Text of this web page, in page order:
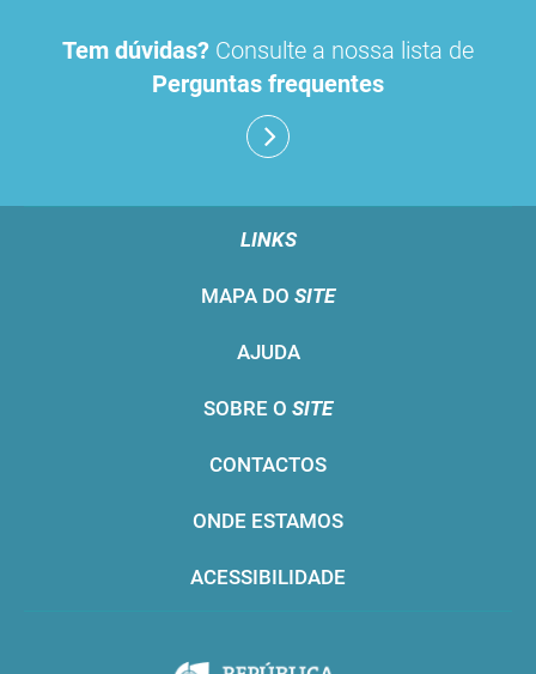
Tem dúvidas? Consulte a nossa lista de
Perguntas frequentes
LINKS
MAPA DO SITE
AJUDA
SOBRE O SITE
CONTACTOS
ONDE ESTAMOS
ACESSIBILIDADE